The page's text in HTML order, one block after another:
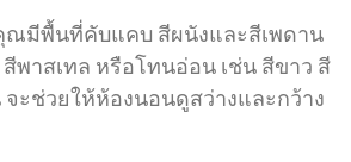
ณมีพื้นที่คับแคบ สีผนังและสีเพดาน
พาสเทล หรือโทนอ่อน เช่น สีขาว สี
ะช่วยให้ห้องนอนดูสว่างและกว้าง